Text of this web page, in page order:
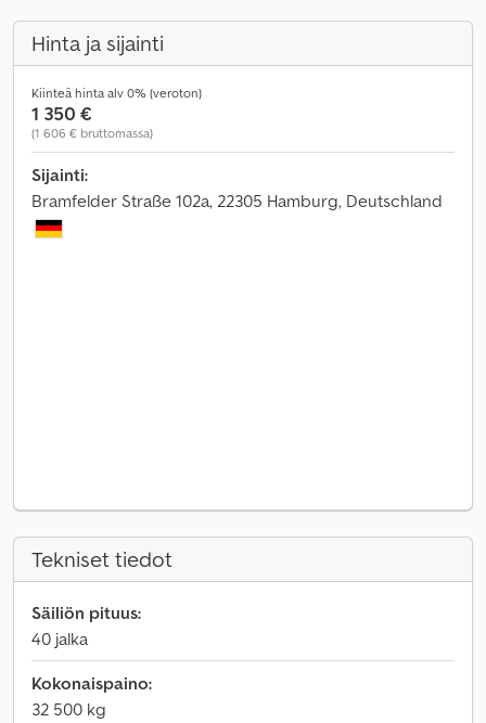
Hinta ja sijainti
Kiinteä hinta alv 0% (veroton)
1 350 €
(1 606 € bruttomassa)
Sijainti:
Bramfelder Straße 102a, 22305 Hamburg, Deutschland
Tekniset tiedot
Säiliön pituus:
40 jalka
Kokonaispaino:
32 500 kg